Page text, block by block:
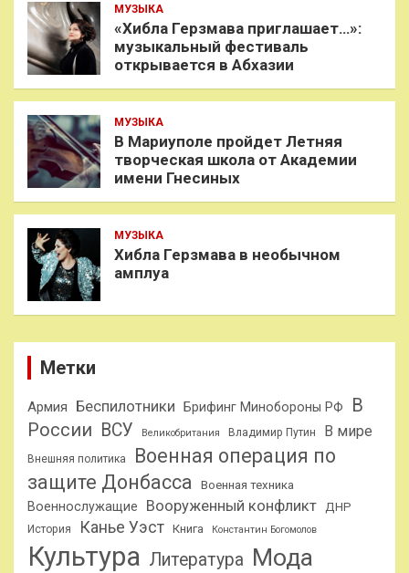
МУЗЫКА
«Хибла Герзмава приглашает…»:
музыкальный фестиваль
открывается в Абхазии
МУЗЫКА
В Мариуполе пройдет Летняя
творческая школа от Академии
имени Гнесиных
МУЗЫКА
Хибла Герзмава в необычном
амплуа
Метки
Армия Беспилотники Брифинг Минобороны РФ
В
России ВСУ Великобритания Владимир Путин В мире
Внешняя политика
Военная операция по
защите Донбасса
Военная техника
Военнослужащие Вооруженный конфликт ДНР
История Канье Уэст Книга Константин Богомолов
Культура Литература Мода